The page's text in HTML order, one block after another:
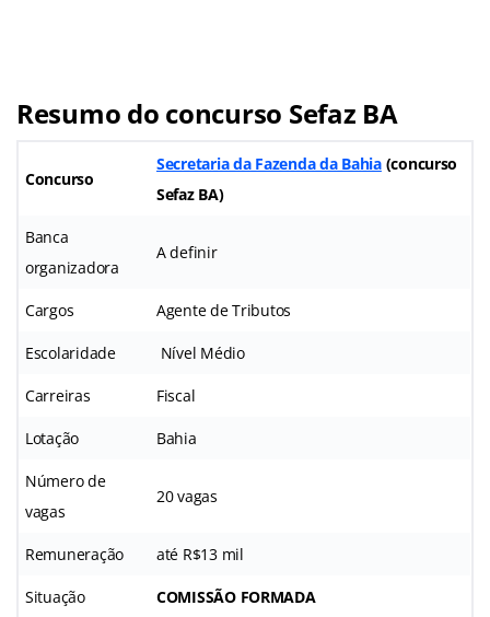
Resumo do concurso Sefaz BA
Concurso
Secretaria da Fazenda da Bahia (concurso
Sefaz BA)
Banca
organizadora
A definir
Cargos Agente de Tributos
Escolaridade Nível Médio
Carreiras Fiscal
Lotação Bahia
Número de
vagas
20 vagas
Remuneração até R$13 mil
Situação COMISSÃO FORMADA